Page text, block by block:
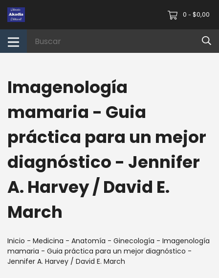
0 - $0,00
Imagenología
mamaria - Guia
práctica para un mejor
diagnóstico - Jennifer
A. Harvey / David E.
March
Inicio - Medicina - Anatomía - Ginecología - Imagenología
mamaria - Guia práctica para un mejor diagnóstico -
Jennifer A. Harvey / David E. March